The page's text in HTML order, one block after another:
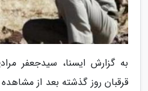
به گزارش ایسنا، سیدجعفر
قرقبان روز گذشته بعد از